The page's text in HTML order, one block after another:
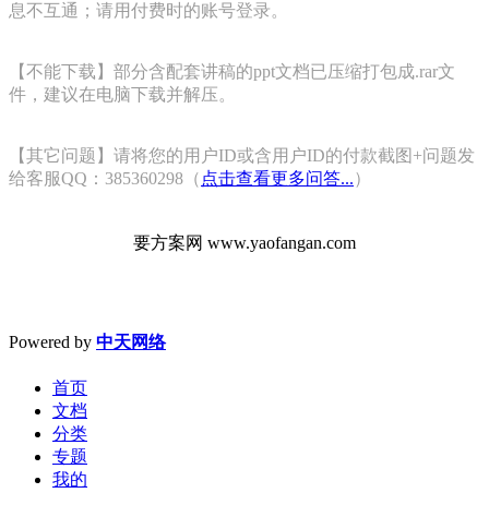
息不互通；请用付费时的账号登录。
【不能下载】部分含配套讲稿的ppt文档已压缩打包成.rar文
件，建议在电脑下载并解压。
【其它问题】请将您的用户ID或含用户ID的付款截图+问题发
给客服QQ：385360298（ 点击查看更多问答...）
要方案网 www.yaofangan.com
Powered by 中天网络
首页
文档
分类
专题
我的